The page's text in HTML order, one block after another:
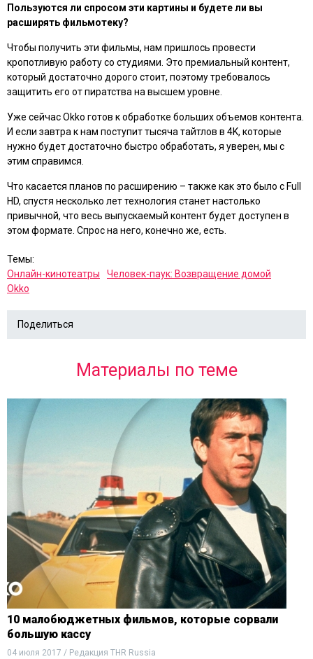
Пользуются ли спросом эти картины и будете ли вы
расширять фильмотеку?
Чтобы получить эти фильмы, нам пришлось провести
кропотливую работу со студиями. Это премиальный контент,
который достаточно дорого стоит, поэтому требовалось
защитить его от пиратства на высшем уровне.
Уже сейчас Okko готов к обработке больших объемов контента.
И если завтра к нам поступит тысяча тайтлов в 4K, которые
нужно будет достаточно быстро обработать, я уверен, мы с
этим справимся.
Что касается планов по расширению – также как это было с Full
HD, спустя несколько лет технология станет настолько
привычной, что весь выпускаемый контент будет доступен в
этом формате. Спрос на него, конечно же, есть.
Темы:
Онлайн-кинотеатры
Человек-паук: Возвращение домой
Okko
Поделиться
Материалы по теме
10 малобюджетных фильмов, которые сорвали
большую кассу
04 июля 2017 / Редакция THR Russia